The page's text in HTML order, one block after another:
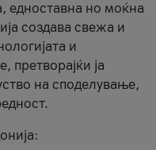
едноставна но моќна
создава свежа и
и
претворајќи ја
на споделување,